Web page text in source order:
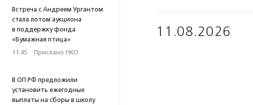
Встреча с Андреем Ургантом
стала лотом аукциона
в поддержку фонда
«Бумажная птица»
11:45 · Прислано НКО
В ОП РФ предложили
установить ежегодные
выплаты на сборы в школу
11.08.2026